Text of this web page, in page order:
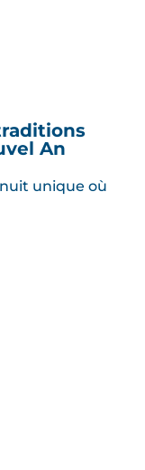
An
unique où